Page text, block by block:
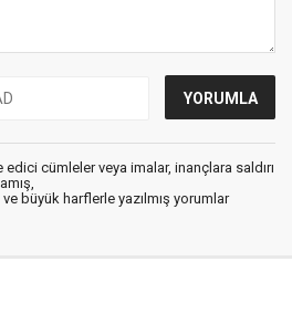
cümleler veya imalar, inançlara saldırı
büyük harflerle yazılmış yorumlar